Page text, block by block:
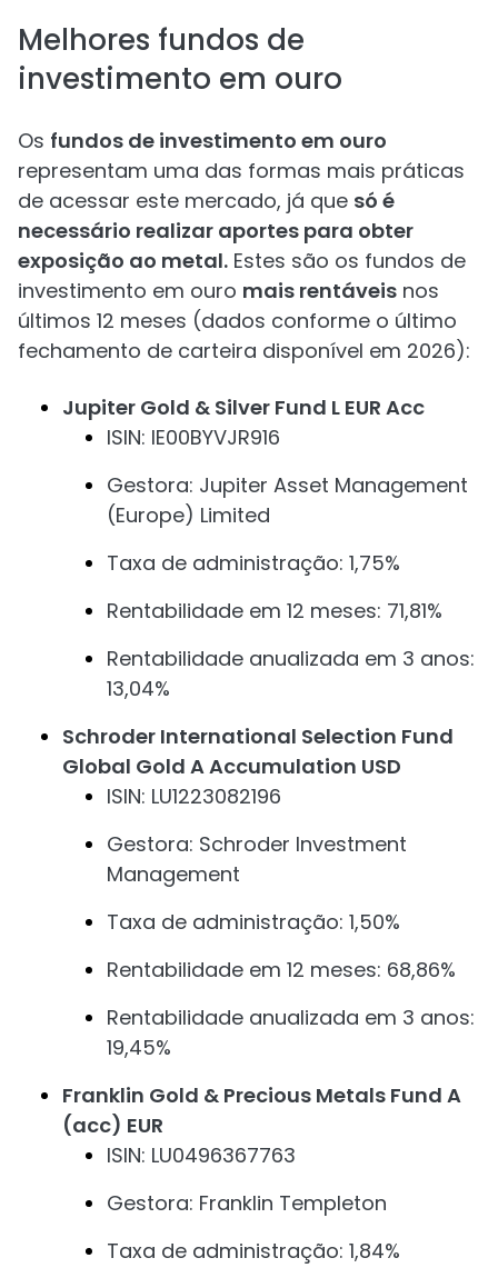
Melhores fundos de
investimento em ouro
Os fundos de investimento em ouro
representam uma das formas mais práticas
de acessar este mercado, já que só é
necessário realizar aportes para obter
exposição ao metal. Estes são os fundos de
investimento em ouro mais rentáveis nos
últimos 12 meses (dados conforme o último
fechamento de carteira disponível em 2026):
Jupiter Gold & Silver Fund L EUR Acc
ISIN: IE00BYVJR916
Gestora: Jupiter Asset Management
(Europe) Limited
Taxa de administração: 1,75%
Rentabilidade em 12 meses: 71,81%
Rentabilidade anualizada em 3 anos:
13,04%
Schroder International Selection Fund
Global Gold A Accumulation USD
ISIN: LU1223082196
Gestora: Schroder Investment
Management
Taxa de administração: 1,50%
Rentabilidade em 12 meses: 68,86%
Rentabilidade anualizada em 3 anos:
19,45%
Franklin Gold & Precious Metals Fund A
(acc) EUR
ISIN: LU0496367763
Gestora: Franklin Templeton
Taxa de administração: 1,84%